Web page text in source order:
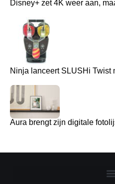
Disney+ zet 4K weer aan,
Ninja lanceert SLUSHi Twist
Aura brengt zijn digitale